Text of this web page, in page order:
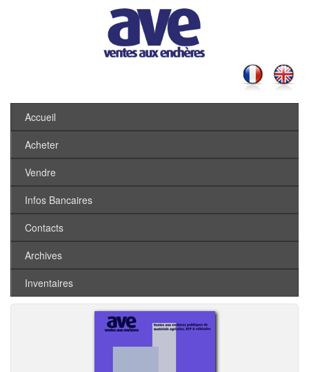
Accueil
Acheter
Vendre
Infos Bancaires
Contacts
Archives
Inventaires